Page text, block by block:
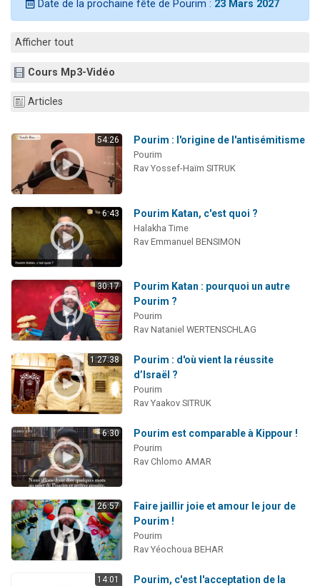
Date de la prochaine fête de Pourim : 23 Mars 2027
Afficher tout
Cours Mp3-Vidéo
Articles
54:26 Pourim : l'origine de l'antisémitisme
Pourim
Rav Yossef-Haïm SITRUK
6:43 Pourim Katan, c'est quoi ?
Halakha Time
Rav Emmanuel BENSIMON
30:17
Pourim Katan : pourquoi un autre
Pourim ?
Pourim
Rav Nataniel WERTENSCHLAG
1:27:38
Pourim : d'où vient la réussite
d’Israël ?
Pourim
Rav Yaakov SITRUK
6:30 Pourim est comparable à Kippour !
Pourim
Rav Chlomo AMAR
26:57
Faire jaillir joie et amour le jour de
Pourim !
Pourim
Rav Yéochoua BEHAR
14:01
Pourim, c'est l'acceptation de la